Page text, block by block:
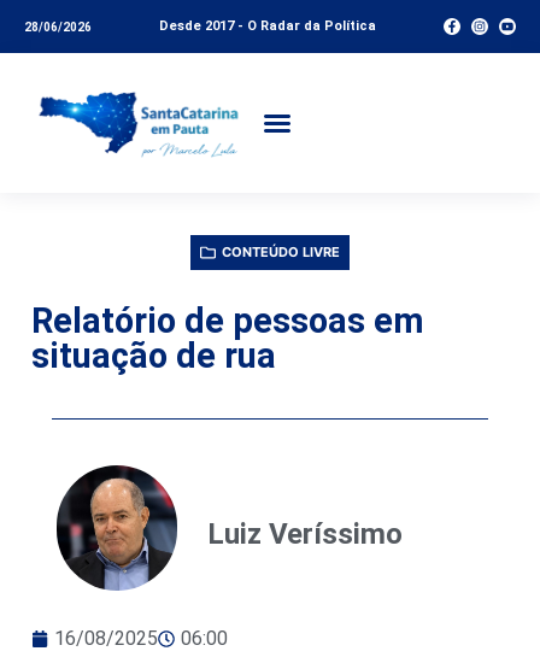
28/06/2026 Desde 2017 - O Radar da Política
CONTEÚDO LIVRE
Relatório de pessoas em
situação de rua
Luiz Veríssimo
16/08/2025 06:00